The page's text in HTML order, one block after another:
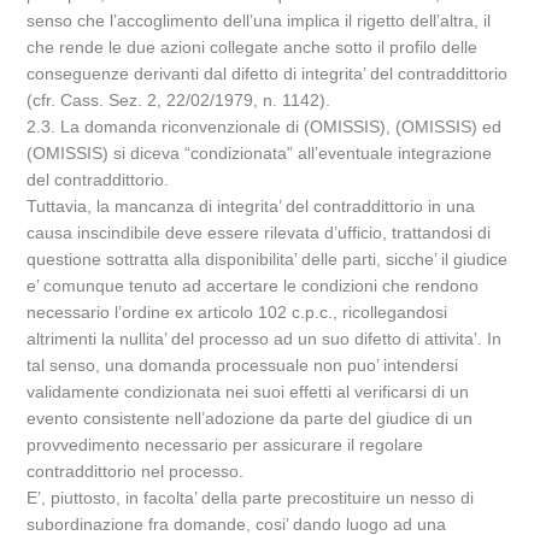
senso che l’accoglimento dell’una implica il rigetto dell’altra, il
che rende le due azioni collegate anche sotto il profilo delle
conseguenze derivanti dal difetto di integrita’ del contraddittorio
(cfr. Cass. Sez. 2, 22/02/1979, n. 1142).
2.3. La domanda riconvenzionale di (OMISSIS), (OMISSIS) ed
(OMISSIS) si diceva “condizionata” all’eventuale integrazione
del contraddittorio.
Tuttavia, la mancanza di integrita’ del contraddittorio in una
causa inscindibile deve essere rilevata d’ufficio, trattandosi di
questione sottratta alla disponibilita’ delle parti, sicche’ il giudice
e’ comunque tenuto ad accertare le condizioni che rendono
necessario l’ordine ex articolo 102 c.p.c., ricollegandosi
altrimenti la nullita’ del processo ad un suo difetto di attivita’. In
tal senso, una domanda processuale non puo’ intendersi
validamente condizionata nei suoi effetti al verificarsi di un
evento consistente nell’adozione da parte del giudice di un
provvedimento necessario per assicurare il regolare
contraddittorio nel processo.
E’, piuttosto, in facolta’ della parte precostituire un nesso di
subordinazione fra domande, cosi’ dando luogo ad una